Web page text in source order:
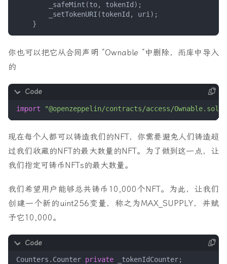
_safeMint (to, tokenId );
_setTokenURI (tokenId , uri);
}
你也可以把它从合同声明 “Ownable “中删除，而库中导入
的
import "@openzeppelin/contracts/access/Ownable.sol"
现在每个人都可以铸造我们的NFT，你需要避免人们铸造超
过我们收藏的NFT的最大数量的NFT。为了做到这一点，让
我们指定可铸币NFTs的最大数量。
我们希望用户能够总共铸币10,000个NFT。为此，让我们
创建一个新的uint256变量，称之为MAX_SUPPLY，并赋
予它10,000。
Counters . Counter private _tokenIdCounter;